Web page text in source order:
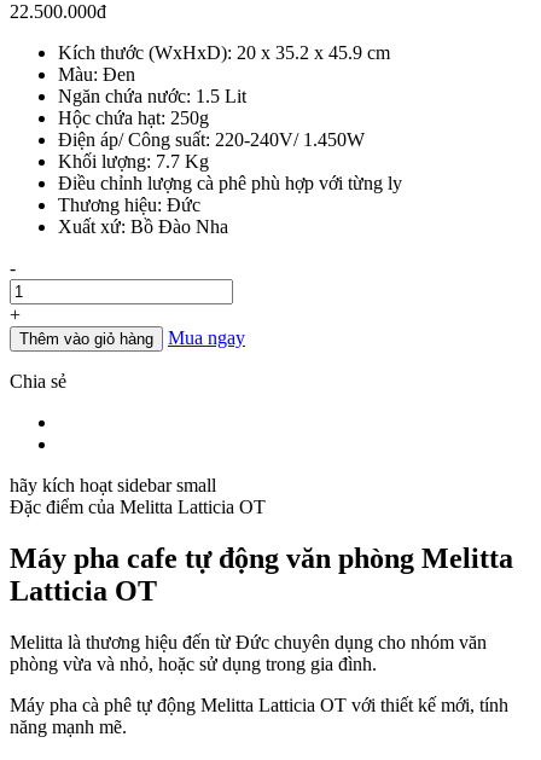
22.500.000đ
Kích thước (WxHxD): 20 x 35.2 x 45.9 cm
Màu: Đen
Ngăn chứa nước: 1.5 Lit
Hộc chứa hạt: 250g
Điện áp/ Công suất: 220-240V/ 1.450W
Khối lượng: 7.7 Kg
Điều chỉnh lượng cà phê phù hợp với từng ly
Thương hiệu: Đức
Xuất xứ: Bồ Đào Nha
Số
lượng
-
+
Thêm vào giỏ hàng Mua ngay
Chia sẻ
hãy kích hoạt sidebar small
Đặc điểm của Melitta Latticia OT
Máy pha cafe tự động văn phòng Melitta
Latticia OT
Melitta là thương hiệu đến từ Đức chuyên dụng cho nhóm văn
phòng vừa và nhỏ, hoặc sử dụng trong gia đình.
Máy pha cà phê tự động Melitta Latticia OT với thiết kế mới, tính
năng mạnh mẽ.